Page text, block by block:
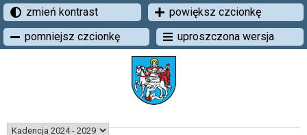
zmień kontrast
powiększ czcionkę
pomniejsz czcionkę
uproszczona wersja